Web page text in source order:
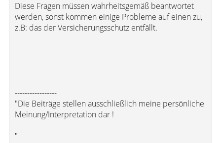
Diese Fragen müssen wahrheitsgemäß beantwortet
werden, sonst kommen einige Probleme auf einen zu,
z.B: das der Versicherungsschutz entfällt.
-----------------
"Die Beiträge stellen ausschließlich meine persönliche
Meinung/Interpretation dar !
"